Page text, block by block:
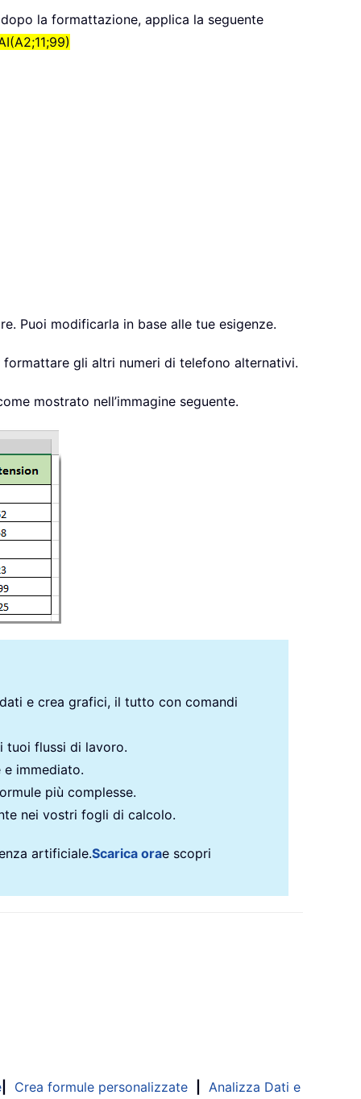
la formattazione, applica la seguente
Puoi modificarla in base alle tue esigenze.
gli altri numeri di telefono alternativi.
mostrato nell’immagine seguente.
e crea grafici, il tutto con comandi
tuoi flussi di lavoro.
immediato.
più complesse.
nei vostri fogli di calcolo.
artificiale.Scarica orae scopri
Crea formule personalizzate
Analizza Dati e